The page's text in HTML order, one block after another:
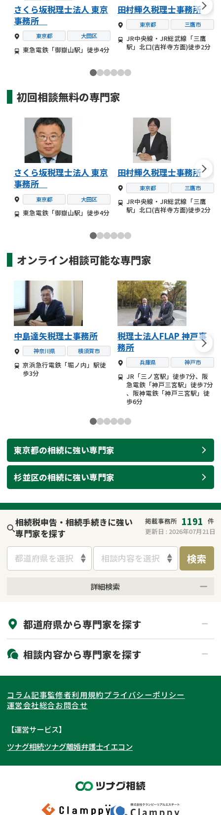
さくら坂税理士法人 東京
事務所
東京都 大田区
東急電鉄「御嶽山駅」徒歩4分
田村輝久税理士事務所
東京都 三鷹市
JR中央線・JR総武線「三鷹
駅」北口(吉祥寺方面)徒歩2分
初回相談無料の専門家
さくら坂税理士法人 東京
事務所
東京都 大田区
東急電鉄「御嶽山駅」徒歩4分
田村輝久税理士事務所
東京都 三鷹市
JR中央線・JR総武線「三鷹
駅」北口(吉祥寺方面)徒歩2分
オンライン相談可能な専門家
中島達矢税理士事務所
神奈川県 横須賀市
京浜急行電鉄「堀ノ内」駅徒
歩3分
税理士法人FLAP 神戸事
務所
兵庫県 神戸市
JR「三ノ宮駅」徒歩7分、阪
急電鉄「神戸三宮駅」徒歩7分
、阪神電鉄「神戸三宮駅」徒
歩6分
東京都の相続に強い専門家
杉並区の相続に強い専門家
相続税申告・相続手続きに強い
専門家を探す
掲載事務所 1191 件
更新日 : 2026年07月21日
都道府県を選択 相談内容を選択 検索
詳細検索
初回相談無料
土日祝の相談可能
都道府県から専門家を探す
北海道・東北
北海道 青森県
岩手県 宮城県
秋田県
福島県
関東
東京都 神奈川県
埼玉県
茨城県 群馬県
東海
愛知県
岐阜県 山梨県
関西
大阪府 京都府
奈良県
和歌山県
北陸・甲信越
石川県
富山県
岡山県
九州・沖縄
相談内容から専門家を探す
相続登記
遺産分割
相続手続き
家族信託
成年後見・任意後見
相続財産調査
不動産評価(相続不動産)
相続トラブル
コラム記事監修者利用規約プライバシーポリシー
運営会社総合お問合せ
【運営サービス】
ツナグ相続ツナグ離婚弁護士イエコン